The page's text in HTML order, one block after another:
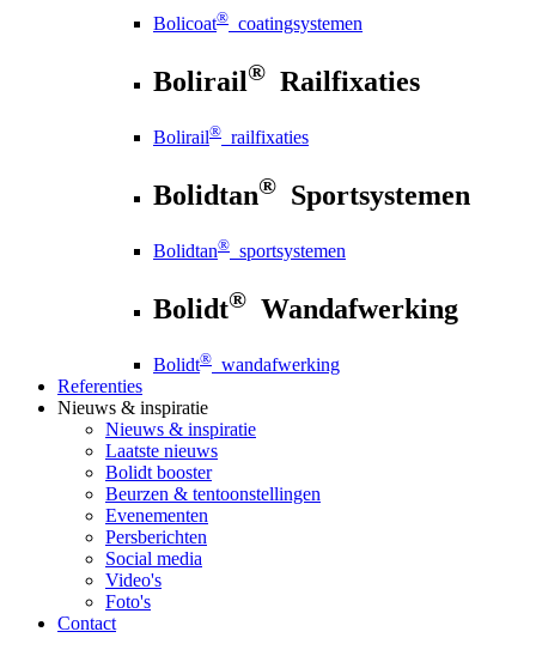
Bolicoat® coatingsystemen
Bolirail® Railfixaties
Bolirail® railfixaties
Bolidtan® Sportsystemen
Bolidtan® sportsystemen
Bolidt® Wandafwerking
Bolidt® wandafwerking
Referenties
Nieuws & inspiratie
Nieuws & inspiratie
Laatste nieuws
Bolidt booster
Beurzen & tentoonstellingen
Evenementen
Persberichten
Social media
Video's
Foto's
Contact